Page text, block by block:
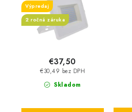
Výpredaj
2 ročná záruka
Skladom
€30,49 bez DPH
€37,50